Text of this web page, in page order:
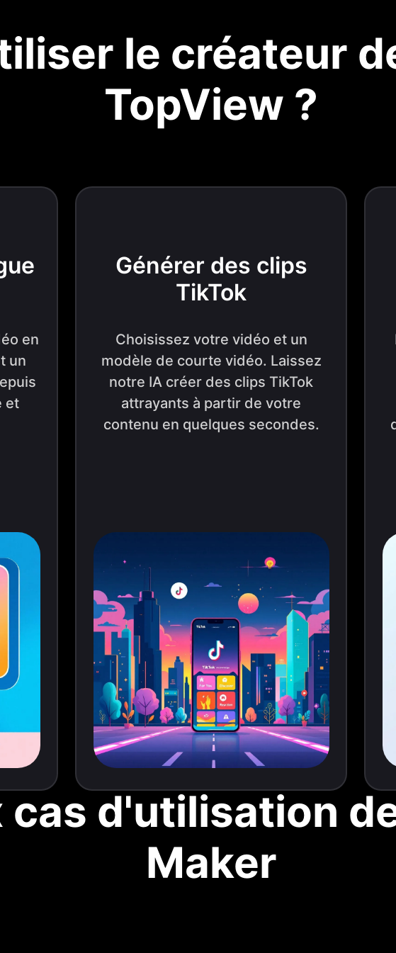
le créateur
TopView ?
en
un
et
Générer des clips
TikTok
Choisissez votre vidéo et un
modèle de courte vidéo. Laissez
notre IA créer des clips TikTok
attrayants à partir de votre
contenu en quelques secondes.
d'utilisation
Maker